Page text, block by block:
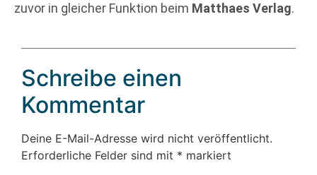
zuvor in gleicher Funktion beim Matthaes Verlag.
Schreibe einen
Kommentar
Deine E-Mail-Adresse wird nicht veröffentlicht.
Erforderliche Felder sind mit * markiert